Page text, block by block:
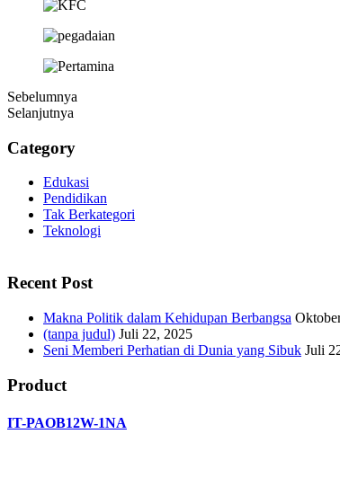
Sebelumnya
Selanjutnya
Category
Edukasi
Pendidikan
Tak Berkategori
Teknologi
panen4d
joker123
slot scatter hitam
https://protuning.id/
https://ptnobelindonesia.com/
https://dukcapil.selumakab.go.id/
https://selumakab.go.id/
Recent Post
Makna Politik dalam Kehidupan Berbangsa
(tanpa judul) Juli 22, 2025
Seni Memberi Perhatian di Dunia yang Sibuk Juli
Product
IT-PAOB12W-1NA